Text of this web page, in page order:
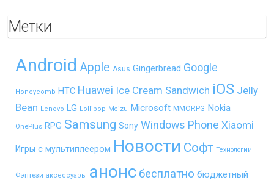
Метки
Android Apple Asus Gingerbread Google
Honeycomb HTC Huawei Ice Cream Sandwich iOS Jelly
Bean Lenovo LG Lollipop Meizu Microsoft MMORPG Nokia
OnePlus RPG Samsung Sony Windows Phone Xiaomi
Игры с мультиплеером Новости Софт Технологии
Фэнтези аксессуары анонс бесплатно бюджетный